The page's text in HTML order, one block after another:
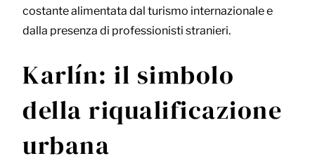
costante alimentata dal turismo internazionale e
dalla presenza di professionisti stranieri.
Karlín: il simbolo
della riqualificazione
urbana